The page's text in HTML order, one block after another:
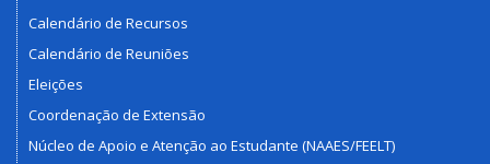
Calendário de Recursos
Calendário de Reuniões
Eleições
Coordenação de Extensão
Núcleo de Apoio e Atenção ao Estudante (NAAES/FEELT)